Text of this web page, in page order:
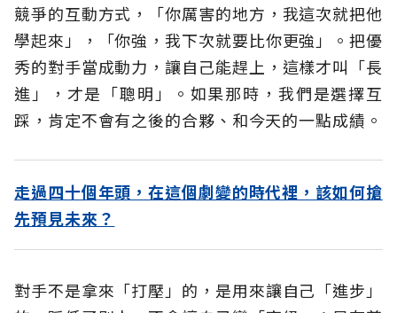
競爭的互動方式，「你厲害的地方，我這次就把他
學起來」，「你強，我下次就要比你更強」。把優
秀的對手當成動力，讓自己能趕上，這樣才叫「長
進」，才是「聰明」。如果那時，我們是選擇互
踩，肯定不會有之後的合夥、和今天的一點成績。
走過四十個年頭，在這個劇變的時代裡，該如何搶
先預見未來？
對手不是拿來「打壓」的，是用來讓自己「進步」